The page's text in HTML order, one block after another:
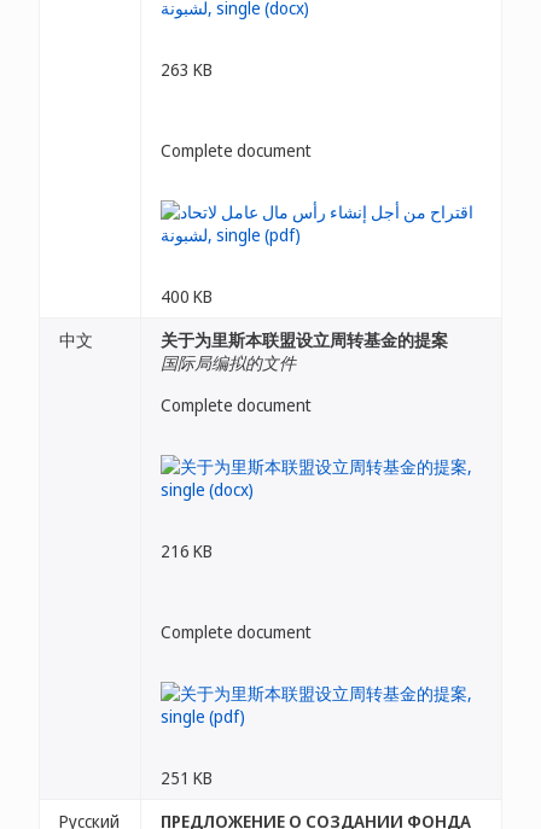
263 KB
Complete document
400 KB
中文
关于为里斯本联盟设立周转基金的提案
国际局编拟的文件
Complete document
216 KB
Complete document
251 KB
Русский
ПРЕДЛОЖЕНИЕ О СОЗДАНИИ ФОНДА